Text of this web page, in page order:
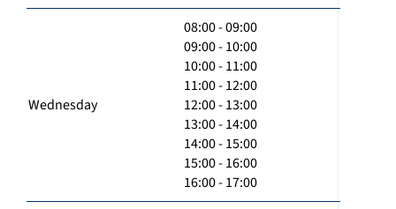
Wednesday
08:00 - 09:00
09:00 - 10:00
10:00 - 11:00
11:00 - 12:00
12:00 - 13:00
13:00 - 14:00
14:00 - 15:00
15:00 - 16:00
16:00 - 17:00